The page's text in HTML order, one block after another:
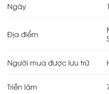
Ngày
Địa điểm
Người mua được lưu trữ
Triễn lãm